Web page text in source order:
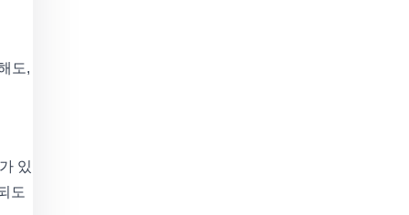
도,
있
도